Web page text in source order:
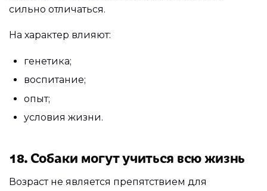
сильно отличаться.
На характер влияют:
генетика;
воспитание;
опыт;
условия жизни.
18. Собаки могут учиться всю жизнь
Возраст не является препятствием для